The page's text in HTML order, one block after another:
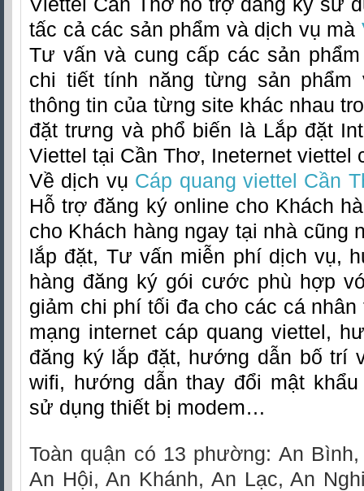
tấc cả các sản phẩm và dịch vụ mà
Tư vấn và cung cấp các sản
chi tiết tính năng từng sản phẩm
thông tin của từng site khác nhau
đặt trưng và phổ biến là Lắp đặt
Viettel tại Cần Thơ, Ineternet viettel
Về dịch vụ Cáp quang viettel Cần
Hỗ trợ đăng ký online cho Khách
cho Khách hàng ngay tại nhà cũng
lắp đặt, Tư vấn miễn phí dịch vụ,
hàng đăng ký gói cước phù hợp
giảm chi phí tối đa cho các cá
mạng internet cáp quang viettel,
đăng ký lắp đặt, hướng dẫn bố trí
wifi, hướng dẫn thay đổi mật
sử dụng thiết bị modem…
Toàn quận có 13 phường: An
An Hội, An Khánh, An Lạc, An